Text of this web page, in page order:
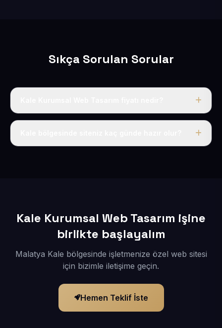
Sıkça Sorulan Sorular
Tek fiyat uygulanır: yıllık 50 USD + KDV. Bu bedele alan
Kale Kurumsal Web Tasarım işine
birlikte başlayalım
Malatya Kale bölgesinde işletmenize özel web sitesi
için bizimle iletişime geçin.
Hemen Teklif İste